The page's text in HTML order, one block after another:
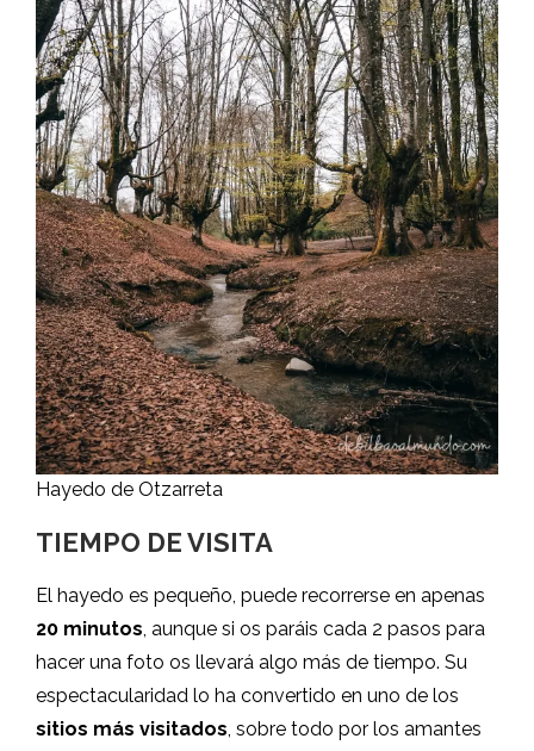
Hayedo de Otzarreta
TIEMPO DE VISITA
El hayedo es pequeño, puede recorrerse en apenas
20 minutos, aunque si os paráis cada 2 pasos para
hacer una foto os llevará algo más de tiempo. Su
espectacularidad lo ha convertido en uno de los
sitios más visitados, sobre todo por los amantes